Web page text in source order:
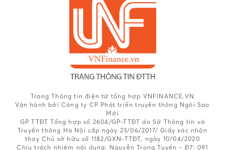
Trang Thông tin điện tử tổng hợp VNFINANCE.VN
Vận hành bởi Công ty CP Phát triển truyền thông Ngôi Sao
Mới
GP TTĐT Tổng hợp số 2604/GP-TTĐT do Sở Thông tin và
Truyền thông Hà Nội cấp ngày 23/06/2017/ Giấy xác nhận
thay Chủ sở hữu số 1182/GXN-TTĐT, ngày 10/04/2020
Chịu trách nhiệm nội dung: Nguyễn Trọng Tuyến - ĐT: 091